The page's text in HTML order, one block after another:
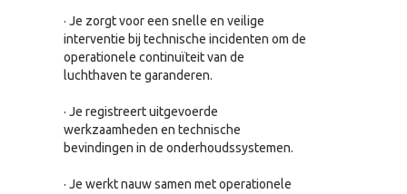
· Je zorgt voor een snelle en veilige
interventie bij technische incidenten om de
operationele continuïteit van de
luchthaven te garanderen.
· Je registreert uitgevoerde
werkzaamheden en technische
bevindingen in de onderhoudssystemen.
· Je werkt nauw samen met operationele